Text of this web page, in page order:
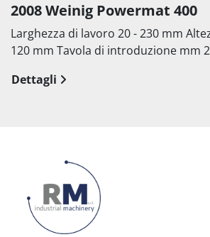
2008 Weinig Powermat 400
Larghezza di lavoro 20 - 230 mm
120 mm Tavola di introduzione mm
Dettagli